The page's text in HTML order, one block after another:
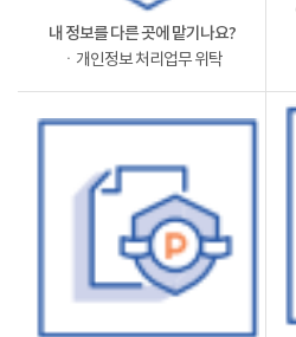
내 정보를 다른 곳에 맡기나요?
ㆍ개인정보 처리업무 위탁